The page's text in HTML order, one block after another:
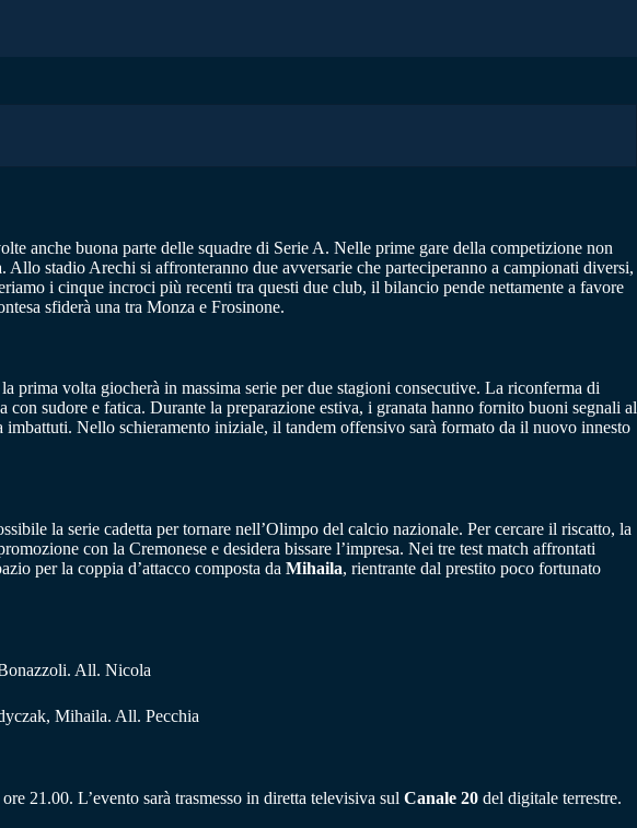
anche buona parte delle squadre di Serie A. Nelle prime gare della competizione non
. Allo stadio Arechi si affronteranno due avversarie che parteciperanno a campionati diversi,
i cinque incroci più recenti tra questi due club, il bilancio pende nettamente a favore
sfiderà una tra Monza e Frosinone.
la prima volta giocherà in massima serie per due stagioni consecutive. La riconferma di
con sudore e fatica. Durante la preparazione estiva, i granata hanno fornito buoni segnali al
Nello schieramento iniziale, il tandem offensivo sarà formato da il nuovo innesto
la serie cadetta per tornare nell’Olimpo del calcio nazionale. Per cercare il riscatto, la
con la Cremonese e desidera bissare l’impresa. Nei tre test match affrontati
per la coppia d’attacco composta da Mihaila, rientrante dal prestito poco fortunato
All. Nicola
Mihaila. All. Pecchia
21.00. L’evento sarà trasmesso in diretta televisiva sul Canale 20 del digitale terrestre.